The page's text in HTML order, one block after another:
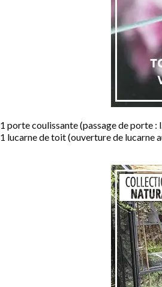
1 porte coulissante (passage de porte :
1 lucarne de toit (ouverture de lucarne